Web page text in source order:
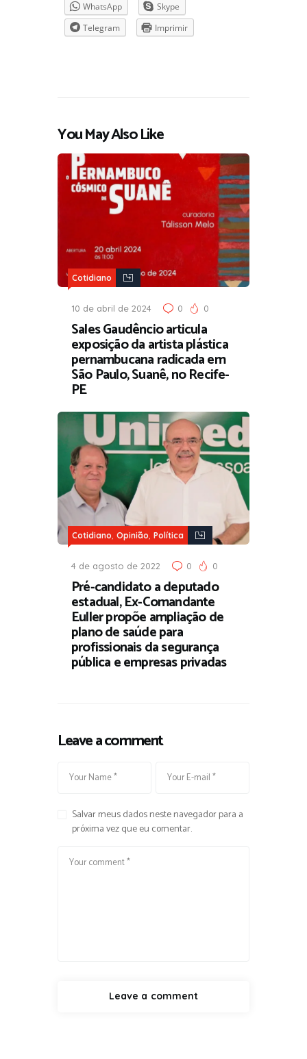
WhatsApp
Skype
Telegram
Imprimir
You May Also Like
Cotidiano
10 de abril de 2024 0 0
Sales Gaudêncio articula
exposição da artista plástica
pernambucana radicada em
São Paulo, Suanê, no Recife-
PE
Cotidiano, Opinião, Política
4 de agosto de 2022 0 0
Pré-candidato a deputado
estadual, Ex-Comandante
Euller propõe ampliação de
plano de saúde para
profissionais da segurança
pública e empresas privadas
Leave a comment
Salvar meus dados neste navegador para a
próxima vez que eu comentar.